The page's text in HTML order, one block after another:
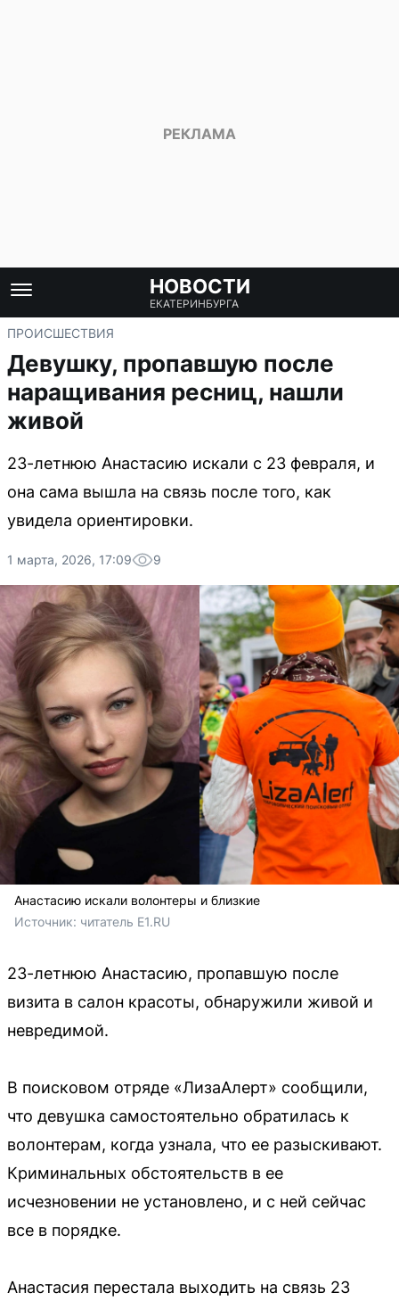
НОВОСТИ
ЕКАТЕРИНБУРГА
ПРОИСШЕСТВИЯ
Девушку, пропавшую после
наращивания ресниц, нашли
живой
23-летнюю Анастасию искали с 23 февраля, и
она сама вышла на связь после того, как
увидела ориентировки.
1 марта, 2026, 17:09 9
Анастасию искали волонтеры и близкие
Источник: читатель E1.RU
23-летнюю Анастасию, пропавшую после
визита в салон красоты, обнаружили живой и
невредимой.
В поисковом отряде «ЛизаАлерт» сообщили,
что девушка самостоятельно обратилась к
волонтерам, когда узнала, что ее разыскивают.
Криминальных обстоятельств в ее
исчезновении не установлено, и с ней сейчас
все в порядке.
Анастасия перестала выходить на связь 23